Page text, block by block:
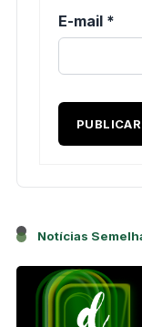
E-mail *
Notícias